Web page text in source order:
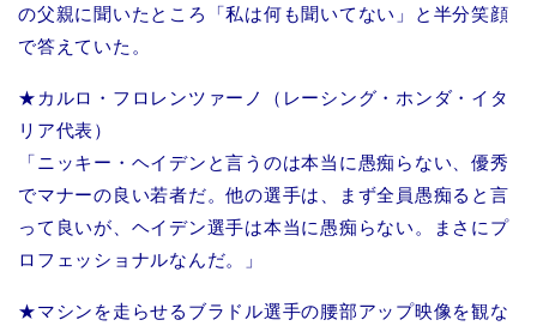
の父親に聞いたところ「私は何も聞いてない」と半分笑顔
で答えていた。
★カルロ・フロレンツァーノ（レーシング・ホンダ・イタ
リア代表）
「ニッキー・ヘイデンと言うのは本当に愚痴らない、優秀
でマナーの良い若者だ。他の選手は、まず全員愚痴ると言
って良いが、ヘイデン選手は本当に愚痴らない。まさにプ
ロフェッショナルなんだ。」
★マシンを走らせるブラドル選手の腰部アップ映像を観な